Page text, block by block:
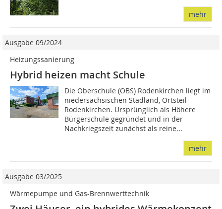
mehr
Ausgabe 09/2024
Heizungssanierung
Hybrid heizen macht Schule
Die Oberschule (OBS) Rodenkirchen liegt im
niedersächsischen Stadland, Ortsteil
Rodenkirchen. Ursprünglich als Höhere
Bürgerschule gegründet und in der
Nachkriegszeit zunächst als reine...
mehr
Ausgabe 03/2025
Wärmepumpe und Gas-Brennwerttechnik